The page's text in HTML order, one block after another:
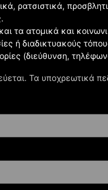
Τα υποχρεωτικά
ρατσιστικά,
τα ατομικά και
ή διαδικτυακούς
(διεύθυνση,